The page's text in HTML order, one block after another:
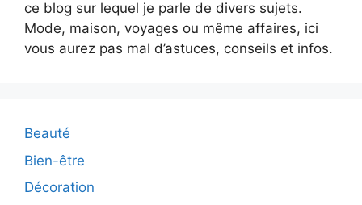
ce blog sur lequel je parle de divers sujets.
Mode, maison, voyages ou même affaires, ici
vous aurez pas mal d’astuces, conseils et infos.
Beauté
Bien-être
Décoration